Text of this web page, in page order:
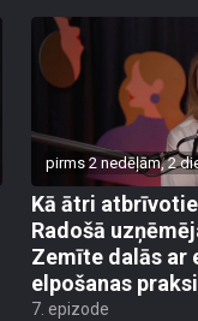
pirms 2 nedēļām, 2
Kā ātri
Radošā
Zemīte dalās ar
elpošanas praksi
7. epizode